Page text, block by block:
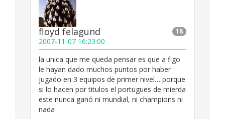
18
floyd felagund
2007-11-07 16:23:00
la unica que me queda pensar es que a figo
le hayan dado muchos puntos por haber
jugado en 3 equipos de primer nivel… porque
si lo hacen por titulos el portugues de mierda
este nunca ganó ni mundial, ni champions ni
nada